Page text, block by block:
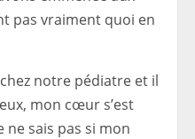
pas vraiment quoi en
notre pédiatre et il
mon cœur s’est
ne sais pas si mon